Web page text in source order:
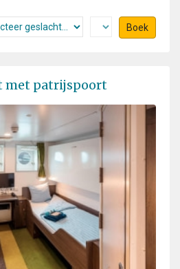
Boek
met patrijspoort